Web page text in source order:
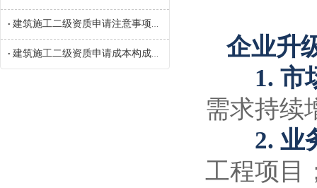
• 建筑施工二级资质申请注意事项参考
• 建筑施工二级资质申请成本构成参考
企业升
1. 市场
需求持续
2. 业务
工程项目